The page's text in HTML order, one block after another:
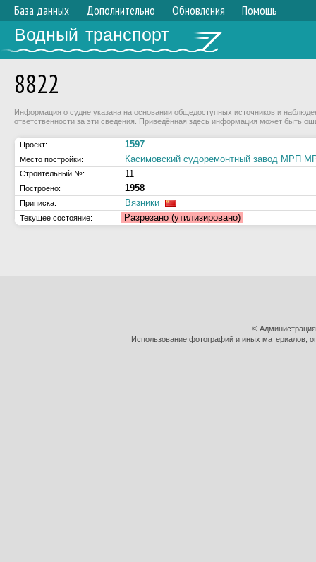
База данных Дополнительно Обновления Помощь
Водный транспорт
8822
Информация о судне указана на основании общедоступных источников и
ответственности за эти сведения. Приведённая здесь информация может быть
Проект: 1597
Место постройки: Касимовский судоремонтный завод МРП
Строительный №: 11
Построено: 1958
Приписка: Вязники
Текущее состояние: Разрезано (утилизировано)
©
Использование фотографий и иных материалов,